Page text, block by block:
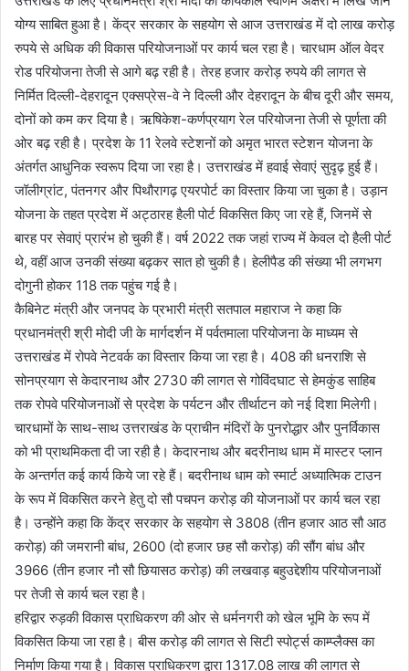
योग्य साबित हुआ है। केंद्र सरकार के सहयोग से आज उत्तराखंड में दो लाख करोड़
रुपये से अधिक की विकास परियोजनाओं पर कार्य चल रहा है। चारधाम ऑल वेदर
रोड परियोजना तेजी से आगे बढ़ रही है। तेरह हजार करोड़ रुपये की लागत से
निर्मित दिल्ली-देहरादून एक्सप्रेस-वे ने दिल्ली और देहरादून के बीच दूरी और समय,
दोनों को कम कर दिया है। ऋषिकेश-कर्णप्रयाग रेल परियोजना तेजी से पूर्णता की
ओर बढ़ रही है। प्रदेश के 11 रेलवे स्टेशनों को अमृत भारत स्टेशन योजना के
अंतर्गत आधुनिक स्वरूप दिया जा रहा है। उत्तराखंड में हवाई सेवाएं सुदृढ़ हुई हैं।
जॉलीग्रांट, पंतनगर और पिथौरागढ़ एयरपोर्ट का विस्तार किया जा चुका है। उड़ान
योजना के तहत प्रदेश में अट्ठारह हैली पोर्ट विकसित किए जा रहे हैं, जिनमें से
बारह पर सेवाएं प्रारंभ हो चुकी हैं। वर्ष 2022 तक जहां राज्य में केवल दो हैली पोर्ट
थे, वहीं आज उनकी संख्या बढ़कर सात हो चुकी है। हेलीपैड की संख्या भी लगभग
दोगुनी होकर 118 तक पहुंच गई है।
कैबिनेट मंत्री और जनपद के प्रभारी मंत्री सतपाल महाराज ने कहा कि
प्रधानमंत्री श्री मोदी जी के मार्गदर्शन में पर्वतमाला परियोजना के माध्यम से
उत्तराखंड में रोपवे नेटवर्क का विस्तार किया जा रहा है। 408 की धनराशि से
सोनप्रयाग से केदारनाथ और 2730 की लागत से गोविंदघाट से हेमकुंड साहिब
तक रोपवे परियोजनाओं से प्रदेश के पर्यटन और तीर्थाटन को नई दिशा मिलेगी।
चारधामों के साथ-साथ उत्तराखंड के प्राचीन मंदिरों के पुनरोद्धार और पुनर्विकास
को भी प्राथमिकता दी जा रही है। केदारनाथ और बदरीनाथ धाम में मास्टर प्लान
के अन्तर्गत कई कार्य किये जा रहे हैं। बदरीनाथ धाम को स्मार्ट अध्यात्मिक टाउन
के रूप में विकसित करने हेतु दो सौ पचपन करोड़ की योजनाओं पर कार्य चल रहा
है। उन्होंने कहा कि केंद्र सरकार के सहयोग से 3808 (तीन हजार आठ सौ आठ
करोड़) की जमरानी बांध, 2600 (दो हजार छह सौ करोड़) की सौंग बांध और
3966 (तीन हजार नौ सौ छियासठ करोड़) की लखवाड़ बहुउद्देशीय परियोजनाओं
पर तेजी से कार्य चल रहा है।
हरिद्वार रुड़की विकास प्राधिकरण की ओर से धर्मनगरी को खेल भूमि के रूप में
विकसित किया जा रहा है। बीस करोड़ की लागत से सिटी स्पोर्ट्स काम्प्लैक्स का
निर्माण किया गया है। विकास प्राधिकरण द्वारा 1317.08 लाख की लागत से